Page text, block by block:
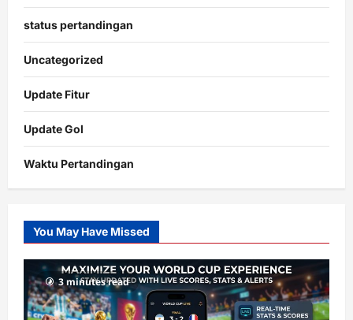
status pertandingan
Uncategorized
Update Fitur
Update Gol
Waktu Pertandingan
Slot
Gacor
RTP
terupdate
You May Have Missed
3 minutes read